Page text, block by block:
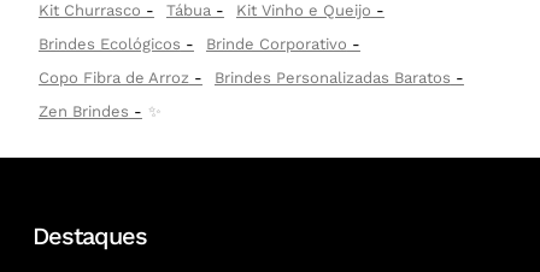
Kit Churrasco
Tábua
Kit Vinho e Queijo
Brindes Ecológicos
Brinde Corporativo
Copo Fibra de Arroz
Brindes Personalizadas Baratos
Zen Brindes
✨
Destaques